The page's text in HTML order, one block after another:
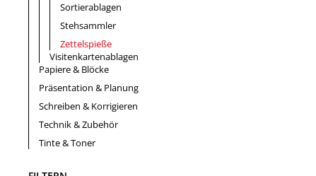
Sortierablagen
Stehsammler
Zettelspieße
Visitenkartenablagen
Papiere & Blöcke
Präsentation & Planung
Schreiben & Korrigieren
Technik & Zubehör
Tinte & Toner